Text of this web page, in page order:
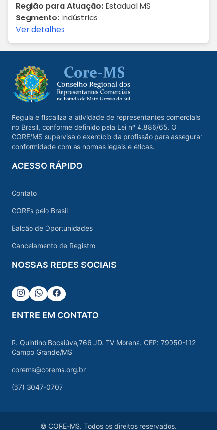
Região para Atuação: Estadual MS
Segmento: Indústrias
Ver detalhes
Regula e fiscaliza a atividade de representantes comerciais
no Brasil, conforme definido pela Lei nº 4.886/65. O
CORE/MS supervisa o exercício da profissão para assegurar
conformidade com as normas legais e éticas.
ACESSO RÁPIDO
Contato
COREs pelo Brasil
Balcão de Oportunidades
Cancelamento de Registro
NOSSAS REDES SOCIAIS
Instagram
WhatsappFacebook
ENTRE EM CONTATO
R. Quintino Bocaiúva,766 JD. TV Morena. CEP: 79050-112
Campo Grande/MS
corems@corems.org.br
(67) 3047-0707
© CORE-MS. Todos os direitos reservados.